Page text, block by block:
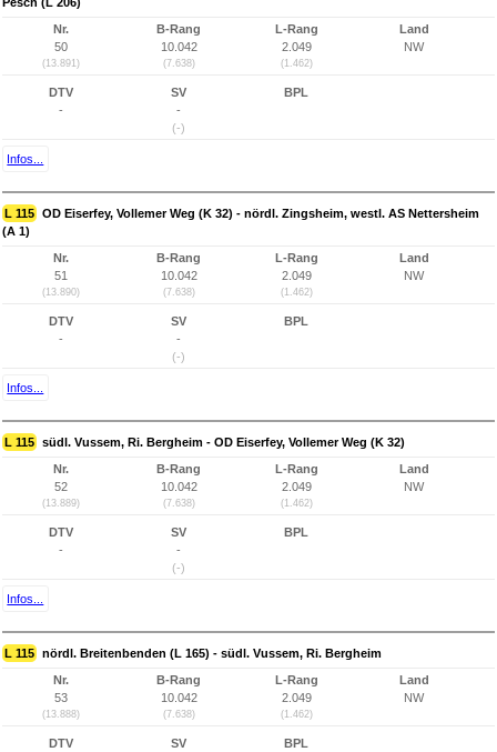
Nr.
50
(13.891)
B-Rang
10.042
(7.638)
L-Rang
2.049
(1.462)
Land
NW
DTV
-
SV
-
(-)
BPL
Infos...
L 115 OD Eiserfey, Vollemer Weg (K 32) - nördl. Zingsheim, westl. AS Nettersheim
(A 1)
Nr.
51
(13.890)
B-Rang
10.042
(7.638)
L-Rang
2.049
(1.462)
Land
NW
DTV
-
SV
-
(-)
BPL
Infos...
L 115 südl. Vussem, Ri. Bergheim - OD Eiserfey, Vollemer Weg (K 32)
Nr.
52
(13.889)
B-Rang
10.042
(7.638)
L-Rang
2.049
(1.462)
Land
NW
DTV
-
SV
-
(-)
BPL
Infos...
L 115 nördl. Breitenbenden (L 165) - südl. Vussem, Ri. Bergheim
Nr.
53
(13.888)
B-Rang
10.042
(7.638)
L-Rang
2.049
(1.462)
Land
NW
DTV
SV
BPL